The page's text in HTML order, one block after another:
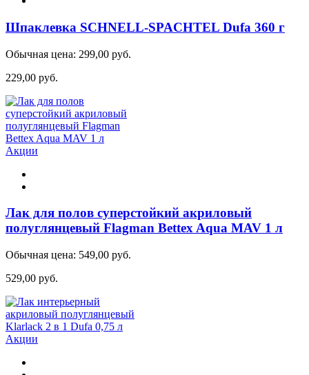
Шпаклевка SCHNELL-SPACHTEL Dufa 360 г
Обычная цена: 299,00 руб.
229,00 руб.
Акции
Лак для полов суперстойкий акриловый
полуглянцевый Flagman Bettex Aqua MAV 1 л
Обычная цена: 549,00 руб.
529,00 руб.
Акции